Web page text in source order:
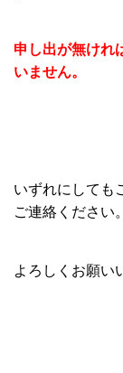
申し出が無けれ
いません。
いずれにしても
ご連絡ください。
よろしくお願い